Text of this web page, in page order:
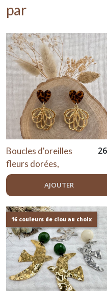
par
Boucles d'oreilles
fleurs dorées,
"Savane"
26
AJOUTER
16 couleurs de clou au choix